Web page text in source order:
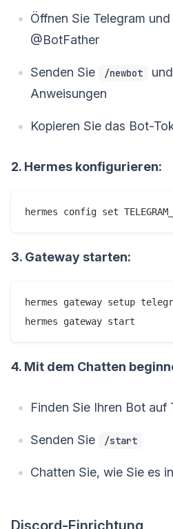
Öffnen Sie Telegram
@BotFather
Senden Sie /newbot
Anweisungen
Kopieren Sie das Bot-
2. Hermes konfigurieren:
hermes config set
3. Gateway starten:
hermes gateway setup
hermes gateway start
4. Mit dem Chatten
Finden Sie Ihren Bot auf
Senden Sie /start
Chatten Sie, wie Sie es
Discord-Einrichtung